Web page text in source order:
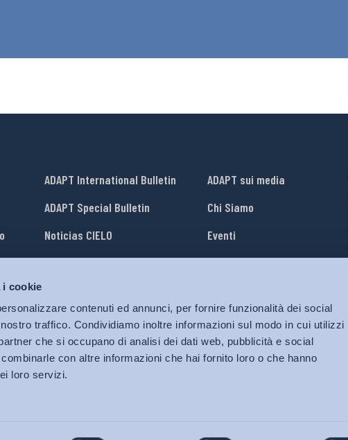
i cookie
contenuti ed annunci, per fornire funzionalità dei social
traffico. Condividiamo inoltre informazioni sul modo in cui utilizzi
che si occupano di analisi dei dati web, pubblicità e social
con altre informazioni che hai fornito loro o che hanno
loro servizi.
ADAPT International Bulletin
ADAPT Special Bulletin
Noticias CIELO
ADAPT sui media
Chi Siamo
Eventi
Lavora con Noi
© 2026 Bollettino Adapt. Privacy policy